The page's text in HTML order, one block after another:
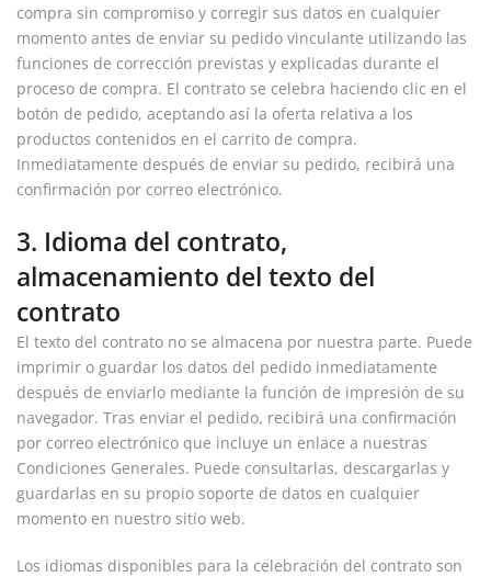
compra sin compromiso y corregir sus datos en cualquier
momento antes de enviar su pedido vinculante utilizando las
funciones de corrección previstas y explicadas durante el
proceso de compra. El contrato se celebra haciendo clic en el
botón de pedido, aceptando así la oferta relativa a los
productos contenidos en el carrito de compra.
Inmediatamente después de enviar su pedido, recibirá una
confirmación por correo electrónico.
3. Idioma del contrato,
almacenamiento del texto del
contrato
El texto del contrato no se almacena por nuestra parte. Puede
imprimir o guardar los datos del pedido inmediatamente
después de enviarlo mediante la función de impresión de su
navegador. Tras enviar el pedido, recibirá una confirmación
por correo electrónico que incluye un enlace a nuestras
Condiciones Generales. Puede consultarlas, descargarlas y
guardarlas en su propio soporte de datos en cualquier
momento en nuestro sitio web.
Los idiomas disponibles para la celebración del contrato son